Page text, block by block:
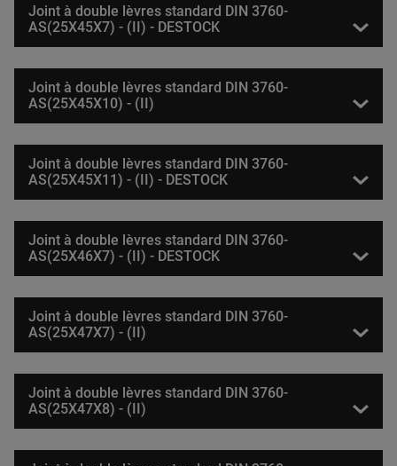
Joint à double lèvres standard DIN 3760-
AS(25X45X7) - (II) - DESTOCK
Joint à double lèvres standard DIN 3760-
AS(25X45X10) - (II)
Joint à double lèvres standard DIN 3760-
AS(25X45X11) - (II) - DESTOCK
Joint à double lèvres standard DIN 3760-
AS(25X46X7) - (II) - DESTOCK
Joint à double lèvres standard DIN 3760-
AS(25X47X7) - (II)
Joint à double lèvres standard DIN 3760-
AS(25X47X8) - (II)